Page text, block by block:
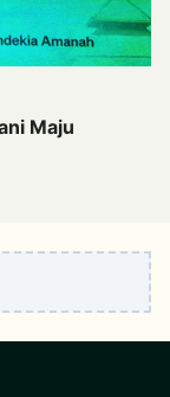
Maju